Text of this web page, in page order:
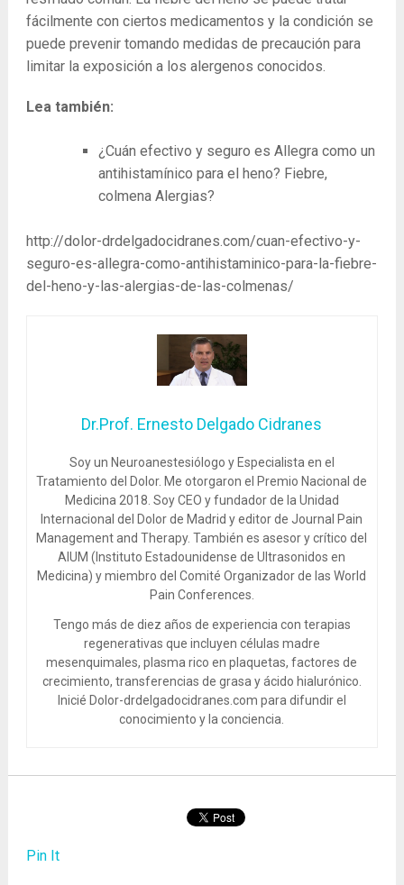
fácilmente con ciertos medicamentos y la condición se
puede prevenir tomando medidas de precaución para
limitar la exposición a los alergenos conocidos.
Lea también:
¿Cuán efectivo y seguro es Allegra como un
antihistamínico para el heno? Fiebre,
colmena Alergias?
http://dolor-drdelgadocidranes.com/cuan-efectivo-y-
seguro-es-allegra-como-antihistaminico-para-la-fiebre-
del-heno-y-las-alergias-de-las-colmenas/
Dr.Prof. Ernesto Delgado Cidranes
Soy un Neuroanestesiólogo y Especialista en el
Tratamiento del Dolor. Me otorgaron el Premio Nacional de
Medicina 2018. Soy CEO y fundador de la Unidad
Internacional del Dolor de Madrid y editor de Journal Pain
Management and Therapy. También es asesor y crítico del
AIUM (Instituto Estadounidense de Ultrasonidos en
Medicina) y miembro del Comité Organizador de las World
Pain Conferences.
Tengo más de diez años de experiencia con terapias
regenerativas que incluyen células madre
mesenquimales, plasma rico en plaquetas, factores de
crecimiento, transferencias de grasa y ácido hialurónico.
Inicié Dolor-drdelgadocidranes.com para difundir el
conocimiento y la conciencia.
Pin It